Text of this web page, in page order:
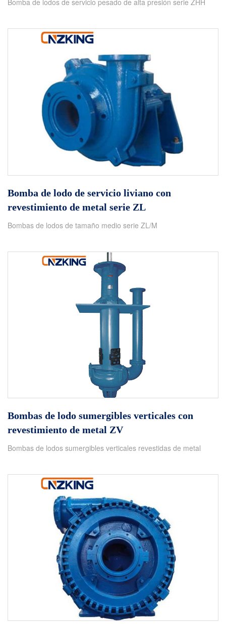
Bomba de lodos de servicio pesado de alta presión serie ZHH
Bomba de lodo de servicio liviano con
revestimiento de metal serie ZL
Bombas de lodos de tamaño medio serie ZL/M
Bombas de lodo sumergibles verticales con
revestimiento de metal ZV
Bombas de lodos sumergibles verticales revestidas de metal